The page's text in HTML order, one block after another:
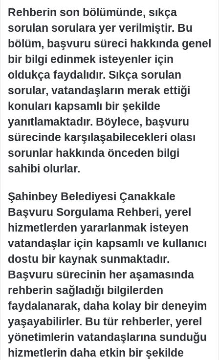
Rehberin son bölümünde, sıkça
sorulan sorulara yer verilmiştir. Bu
bölüm, başvuru süreci hakkında genel
bir bilgi edinmek isteyenler için
oldukça faydalıdır. Sıkça sorulan
sorular, vatandaşların merak ettiği
konuları kapsamlı bir şekilde
yanıtlamaktadır. Böylece, başvuru
sürecinde karşılaşabilecekleri olası
sorunlar hakkında önceden bilgi
sahibi olurlar.
Şahinbey Belediyesi Çanakkale
Başvuru Sorgulama Rehberi, yerel
hizmetlerden yararlanmak isteyen
vatandaşlar için kapsamlı ve kullanıcı
dostu bir kaynak sunmaktadır.
Başvuru sürecinin her aşamasında
rehberin sağladığı bilgilerden
faydalanarak, daha kolay bir deneyim
yaşayabilirler. Bu tür rehberler, yerel
yönetimlerin vatandaşlarına sunduğu
hizmetlerin daha etkin bir şekilde